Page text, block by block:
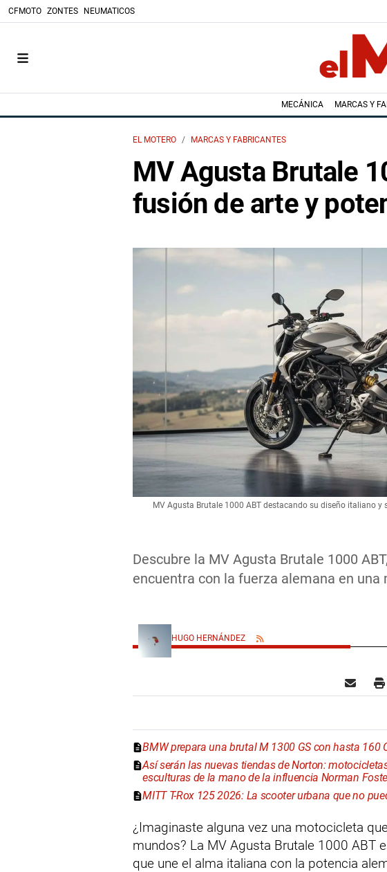
CFMOTO ZONTES NEUMATICOS
MECÁNICA MARCAS Y
EL MOTERO MARCAS Y FABRICANTES
MV Agusta Brutale
fusión de arte y
Descubre la MV Agusta Brutale 1000
encuentra con la fuerza alemana en una
MV Agusta Brutale 1000 ABT destacando su diseño italiano
HUGO HERNÁNDEZ
BMW prepara una brutal M 1300 GS con hasta 160
Así serán las nuevas tiendas de Norton:
esculturas de la mano de la influencia Norman
MITT T-Rox 125 2026: La scooter urbana que no
¿Imaginaste alguna vez una motocicleta
mundos? La MV Agusta Brutale 1000 ABT
que une el alma italiana con la potencia